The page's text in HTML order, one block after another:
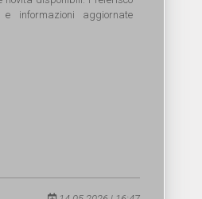
informazioni aggiornate